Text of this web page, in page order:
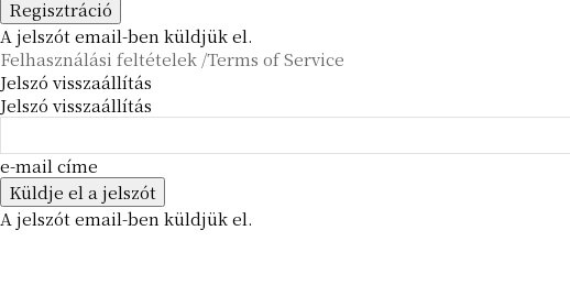
A jelszót email-ben küldjük el.
Felhasználási feltételek /Terms of Service
Jelszó visszaállítás
Jelszó visszaállítás
e-mail címe
A jelszót email-ben küldjük el.